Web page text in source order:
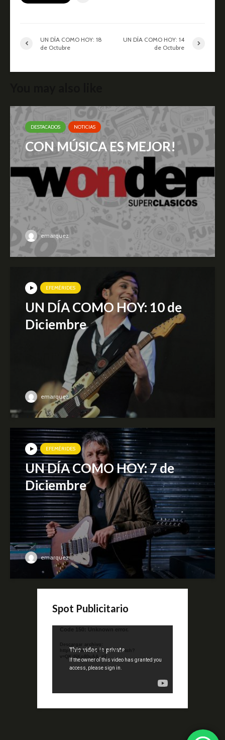
UN DÍA COMO HOY: 18
de Octubre
UN DÍA COMO HOY: 14
de Octubre
DESTACADOS NOTICIAS
CON MÚSICA ES MEJOR!
emarquez
EFEMÉRIDES
UN DÍA COMO HOY: 10 de
Diciembre
emarquez
EFEMÉRIDES
UN DÍA COMO HOY: 7 de
Diciembre
emarquez
Spot Publicitario
Reproductor
video
Code 150: Unknown error.
Descargar archivo:
https://www.youtube.com/watch?
v=QKif6Ko80uA&_=1